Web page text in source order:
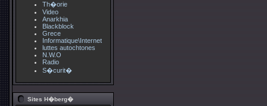
Th�orie
Video
Anarkhia
Blackblock
Grece
Informatique\Internet
luttes autochtones
N.W.O
Radio
S�curit�
Sites H�berg�